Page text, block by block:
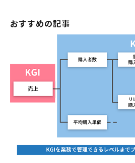
おすすめの記事